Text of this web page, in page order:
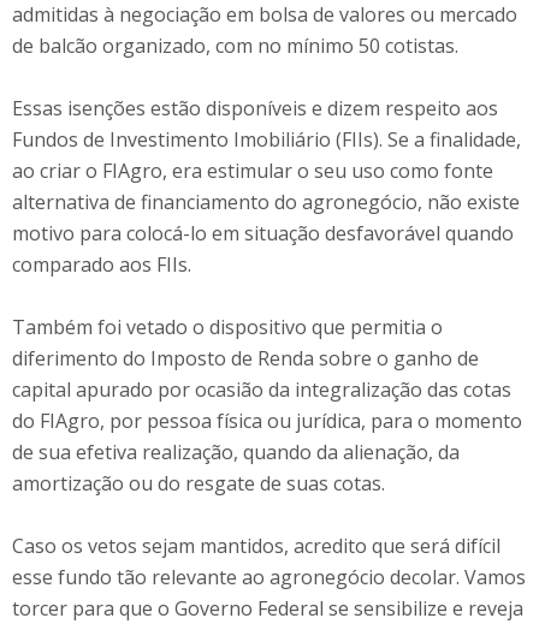
admitidas à negociação em bolsa de valores ou mercado
de balcão organizado, com no mínimo 50 cotistas.
Essas isenções estão disponíveis e dizem respeito aos
Fundos de Investimento Imobiliário (FIIs). Se a finalidade,
ao criar o FIAgro, era estimular o seu uso como fonte
alternativa de financiamento do agronegócio, não existe
motivo para colocá-lo em situação desfavorável quando
comparado aos FIIs.
Também foi vetado o dispositivo que permitia o
diferimento do Imposto de Renda sobre o ganho de
capital apurado por ocasião da integralização das cotas
do FIAgro, por pessoa física ou jurídica, para o momento
de sua efetiva realização, quando da alienação, da
amortização ou do resgate de suas cotas.
Caso os vetos sejam mantidos, acredito que será difícil
esse fundo tão relevante ao agronegócio decolar. Vamos
torcer para que o Governo Federal se sensibilize e reveja